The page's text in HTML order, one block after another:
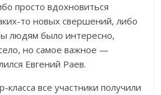
просто вдохновиться
то новых свершений, либо
людям было интересно,
но самое важное —
Евгений Раев.
все участники получили